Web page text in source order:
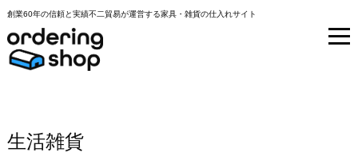
創業60年の信頼と実績不二貿易が運営する家具・雑貨の仕入れサイト
生活雑貨